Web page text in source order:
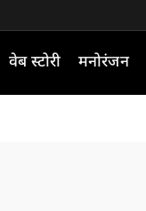
वेब स्टोरी मनोरंजन